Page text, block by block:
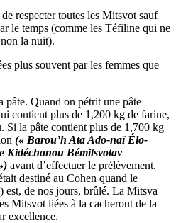
respecter toutes les Mitsvot sauf
le temps (comme les Téfiline qui ne
la nuit).
plus souvent par les femmes que
pâte. Quand on pétrit une pâte
contient plus de 1,200 kg de farine,
Si la pâte contient plus de 1,700 kg
(« Barou’h Ata Ado-naï Élo-
Kidéchanou Bémitsvotav
avant d’effectuer le prélèvement.
destiné au Cohen quand le
est, de nos jours, brûlé. La Mitsva
Mitsvot liées à la cacherout de la
excellence.